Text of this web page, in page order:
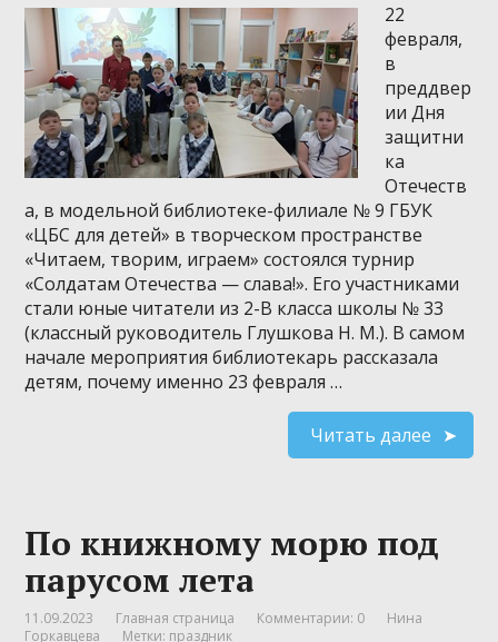
22
февраля,
в
преддвер
ии Дня
защитни
ка
Отечеств
а, в модельной библиотеке-филиале № 9 ГБУК
«ЦБС для детей» в творческом пространстве
«Читаем, творим, играем» состоялся турнир
«Солдатам Отечества — слава!». Его участниками
стали юные читатели из 2-В класса школы № 33
(классный руководитель Глушкова Н. М.). В самом
начале мероприятия библиотекарь рассказала
детям, почему именно 23 февраля …
Читать далее
По книжному морю под
парусом лета
11.09.2023 Главная страница Комментарии: 0
Нина
Горкавцева
Метки: праздник